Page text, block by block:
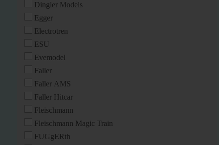
Dingler Models
Egger
Electrotren
ESU
Evemodel
Faller
Faller AMS
Faller Hitcar
Fleischmann
Fleischmann Magic Train
FUGgERth